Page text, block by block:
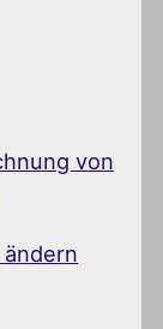
von